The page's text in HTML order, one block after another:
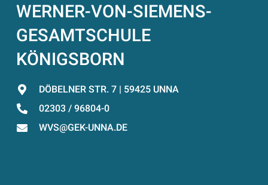
WERNER-VON-SIEMENS-
GESAMTSCHULE
KÖNIGSBORN
DÖBELNER STR. 7 | 59425 UNNA
02303 / 96804-0
WVS@GEK-UNNA.DE